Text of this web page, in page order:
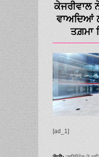
ਕੇਜਰੀਵਾਲ
ਵਾਅਦਿਆਂ
ਤਗ਼ਮਾ
[ad_1]